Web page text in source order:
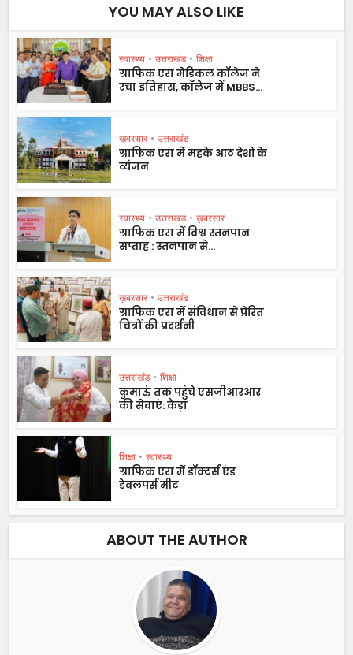
YOU MAY ALSO LIKE
स्वास्थ्य • उत्तराखंड • शिक्षा
ग्राफिक एरा मेडिकल कॉलेज ने
रचा इतिहास, कॉलेज में MBBS...
ख़बरसार • उत्तराखंड
ग्राफिक एरा में महके आठ देशों के
व्यंजन
स्वास्थ्य • उत्तराखंड • ख़बरसार
ग्राफिक एरा में विश्व स्तनपान
सप्ताह : स्तनपान से...
ख़बरसार • उत्तराखंड
ग्राफिक एरा में संविधान से प्रेरित
चित्रों की प्रदर्शनी
उत्तराखंड • शिक्षा
कुमाऊं तक पहुंचे एसजीआरआर
की सेवाएं: कैड़ा
शिक्षा • स्वास्थ्य
ग्राफिक एरा में डॉक्टर्स एंड
डेवलपर्स मीट
ABOUT THE AUTHOR